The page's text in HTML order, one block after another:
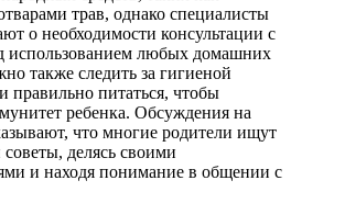
трав, однако специалисты
о необходимости консультации с
использованием любых домашних
также следить за гигиеной
правильно питаться, чтобы
ребенка. Обсуждения на
что многие родители ищут
делясь своими
и находя понимание в общении с